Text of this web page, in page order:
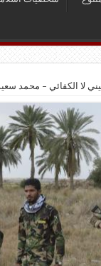
لا الكفائي – محمد